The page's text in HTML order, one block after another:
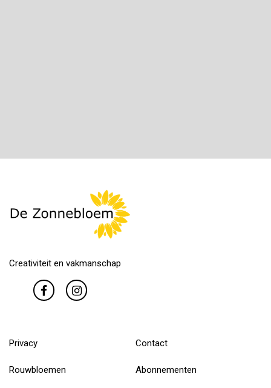
Creativiteit en vakmanschap
Privacy Contact
Rouwbloemen Abonnementen